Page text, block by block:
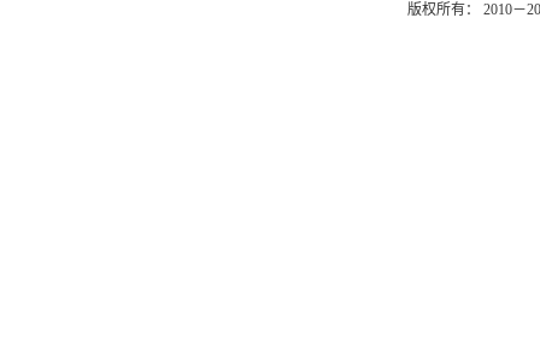
版权所有： 2010－